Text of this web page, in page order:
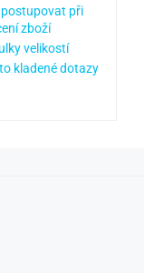
při
zboží
velikostí
kladené dotazy